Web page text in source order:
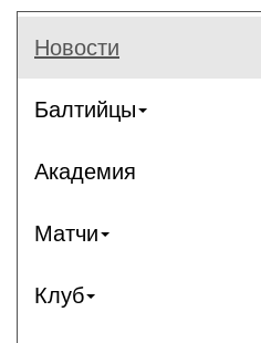
Новости
Балтийцы
Академия
Матчи
Клуб